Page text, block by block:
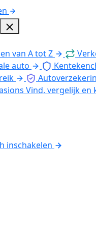
van A tot Z
auto
Vind, vergelijk en
inschakelen